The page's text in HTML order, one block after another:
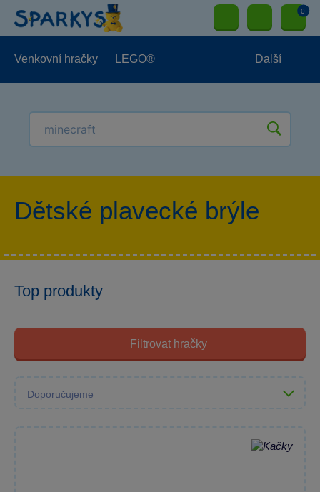
0
Venkovní hračky LEGO® Další
Dětské plavecké brýle
Top produkty
Filtrovat hračky